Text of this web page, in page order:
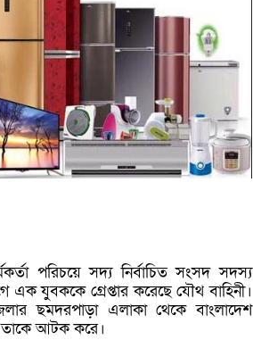
পরিচয়ে সদ্য নির্বাচিত সংসদ সদস্য
এক যুবককে গ্রেপ্তার করেছে যৌথ বাহিনী।
ছমদরপাড়া এলাকা থেকে বাংলাদেশ
তাকে আটক করে।